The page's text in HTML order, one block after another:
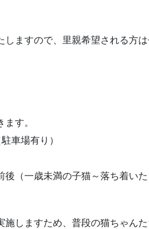
ますので、里親希望される方
す。
車場有り）
（一歳未満の子猫～落ち着い
しますため、普段の猫ちゃん